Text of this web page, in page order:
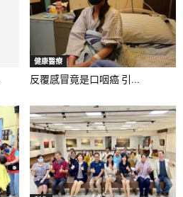
健康醫療
反覆感冒竟是口咽癌 引...